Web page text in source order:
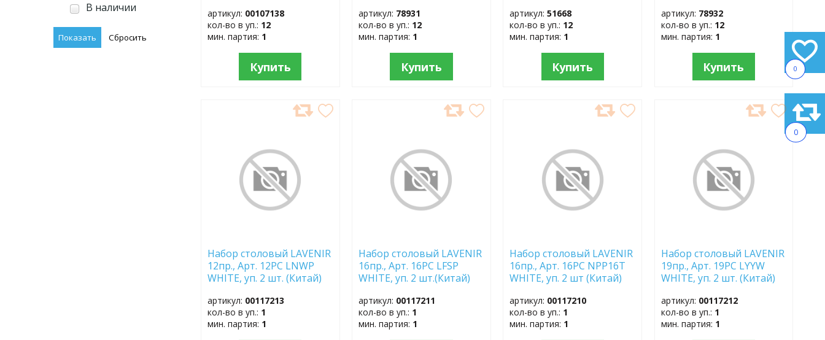
0
0
В наличии
артикул: 00107138
кол-во в уп.: 12
мин. партия: 1
Купить
артикул: 78931
кол-во в уп.: 12
мин. партия: 1
Купить
61100
артикул:51668
кол-во в уп.: 12
мин. партия: 1
Купить
артикул: 78932
кол-во в уп.: 12
мин. партия: 1
Купить
Набор столовый LAVENIR
12пр., Арт. 12PC LNWP
WHITE, уп. 2 шт. (Китай)
артикул: 00117213
кол-во в уп.: 1
мин. партия: 1
Набор столовый LAVENIR
16пр., Арт. 16PC LFSP
WHITE, уп. 2 шт.(Китай)
артикул: 00117211
кол-во в уп.: 1
мин. партия: 1
Набор столовый LAVENIR
16пр., Арт. 16PC NPP16T
WHITE, уп. 2 шт (Китай)
артикул: 00117210
кол-во в уп.: 1
мин. партия: 1
Набор столовый LAVENIR
19пр., Арт. 19PC LYYW
WHITE, уп. 2 шт. (Китай)
артикул: 00117212
кол-во в уп.: 1
мин. партия: 1